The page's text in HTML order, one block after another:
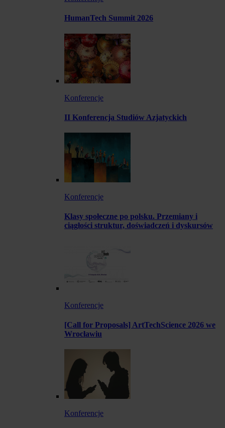
HumanTech Summit 2026
Konferencje
II Konferencja Studiów Azjatyckich
Konferencje
Klasy społeczne po polsku. Przemiany i
ciągłości struktur, doświadczeń i dyskursów
Konferencje
[Call for Proposals] ArtTechScience 2026 we
Wrocławiu
Konferencje